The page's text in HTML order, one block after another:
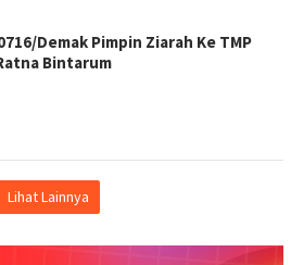
Demak Pimpin Ziarah Ke TMP
Bintarum
Lihat Lainnya